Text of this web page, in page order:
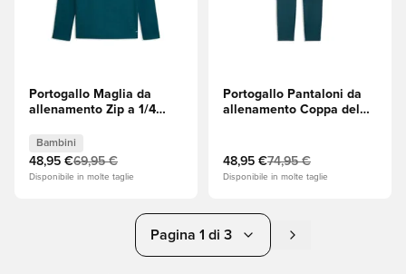
Portogallo Maglia da
allenamento Zip a 1/4
Ocean Tropic/Silver Mist
Bambini
Bambini
48,95 €69,95 €
Disponibile in molte taglie
Portogallo Pantaloni da
allenamento Coppa del
48,95 €74,95 €
Disponibile in molte taglie
Pagina 1 di 3